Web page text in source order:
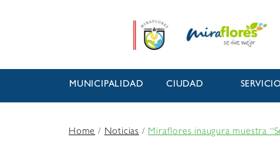
MUNICIPALIDAD CIUDAD
Home/Noticias /Miraflores inaugura muestra